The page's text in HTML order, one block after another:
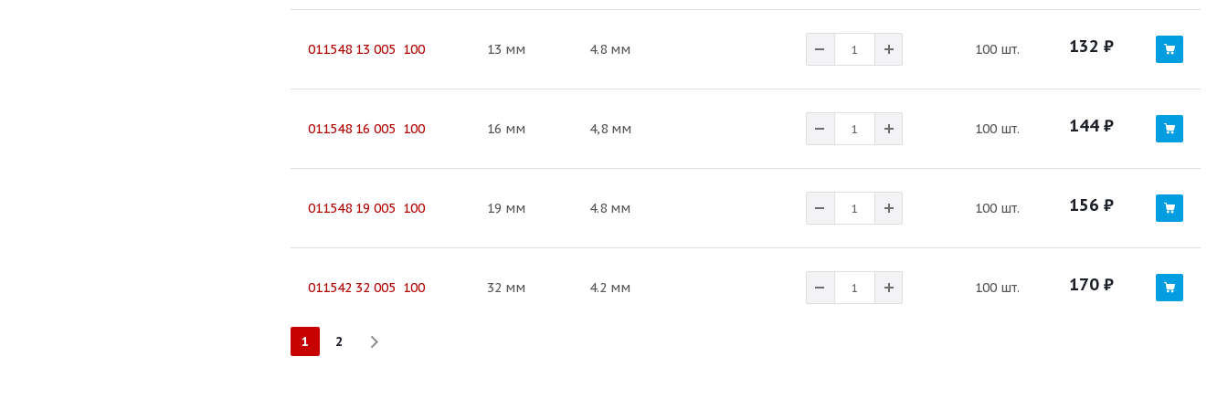
011548 13 005 100 13 мм 4.8 мм 100 шт. 132 ₽
011548 16 005 100 16 мм 4,8 мм 100 шт. 144 ₽
011548 19 005 100 19 мм 4.8 мм 100 шт. 156 ₽
011542 32 005 100 32 мм 4.2 мм 100 шт. 170 ₽
1 2